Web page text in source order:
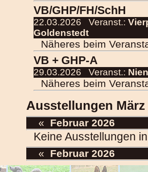
VB/GHP/FH/SchH
22.03.2026 Veranst.:
Goldenstedt
Näheres beim
VB + GHP-A
29.03.2026 Veranst.:
Näheres beim
Ausstellungen März
« Februar 2026
Keine Ausstellungen
« Februar 2026